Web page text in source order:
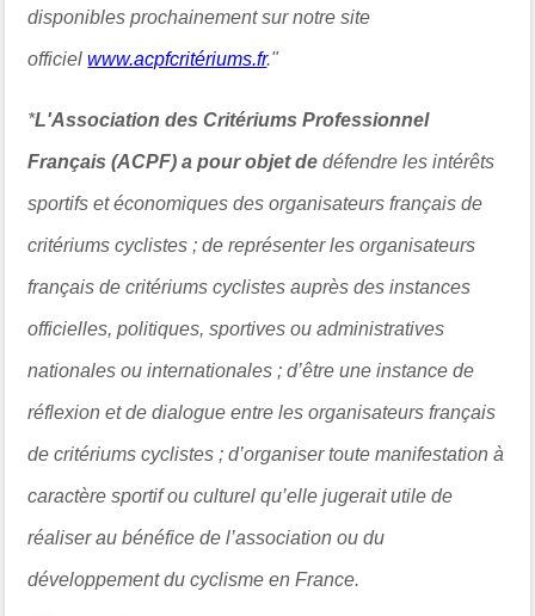
disponibles prochainement sur notre site
officielwww.acpfcritériums.fr."
*L'Association des Critériums Professionnel
Français (ACPF) a pour objet dedéfendre les intérêts
sportifs et économiques des organisateurs français de
critériums cyclistes ; de représenter les organisateurs
français de critériums cyclistes auprès des instances
officielles, politiques, sportives ou administratives
nationales ou internationales ; d’être une instance de
réflexion et de dialogue entre les organisateurs français
de critériums cyclistes ; d’organiser toute manifestation à
caractère sportif ou culturel qu’elle jugerait utile de
réaliser au bénéfice de l’association ou du
développement du cyclisme en France.